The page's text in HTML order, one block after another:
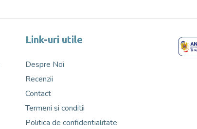
Link-uri utile
Despre Noi
Recenzii
Contact
Termeni si conditii
Politica de confidentialitate